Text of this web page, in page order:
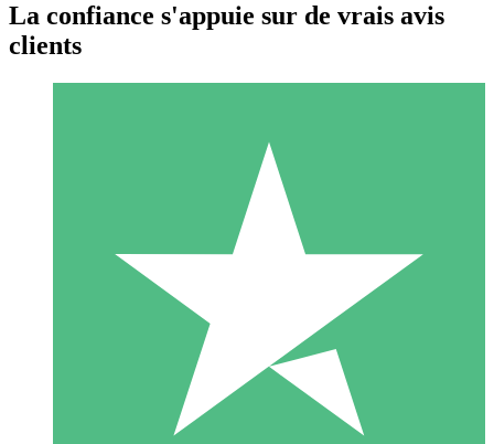
Packs de Crédits Individuels
Payez à l'utilisation avec des crédits de téléchargement. Sans
1 Téléchargement
10 00
La confiance s'appuie sur de vrais avis
clients